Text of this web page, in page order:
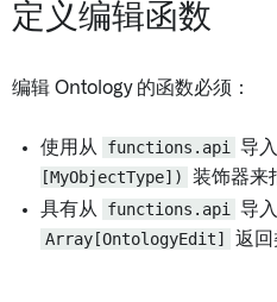
定义编辑函数
编辑 Ontology 的函数必须：
使用从 functions.api 导
[MyObjectType])
装饰器来
具有从
functions.api
导
Array[OntologyEdit]
返回